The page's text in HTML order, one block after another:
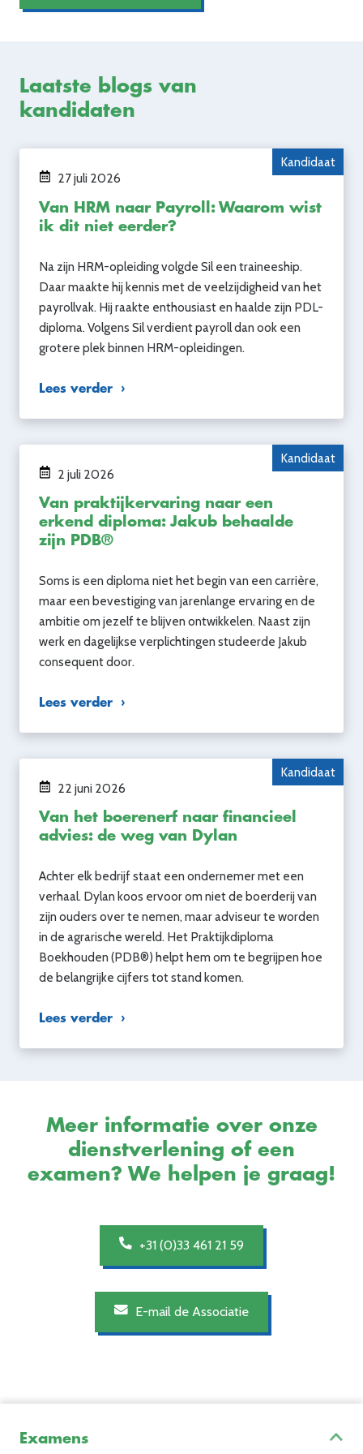
Laatste blogs van
kandidaten
Kandidaat
27 juli 2026
Van HRM naar Payroll: Waarom wist
ik dit niet eerder?
Na zijn HRM-opleiding volgde Sil een traineeship.
Daar maakte hij kennis met de veelzijdigheid van het
payrollvak. Hij raakte enthousiast en haalde zijn PDL-
diploma. Volgens Sil verdient payroll dan ook een
grotere plek binnen HRM-opleidingen.
Lees verder
Kandidaat
2 juli 2026
Van praktijkervaring naar een
erkend diploma: Jakub behaalde
zijn PDB®
Soms is een diploma niet het begin van een carrière,
maar een bevestiging van jarenlange ervaring en de
ambitie om jezelf te blijven ontwikkelen. Naast zijn
werk en dagelijkse verplichtingen studeerde Jakub
consequent door.
Lees verder
Kandidaat
22 juni 2026
Van het boerenerf naar financieel
advies: de weg van Dylan
Achter elk bedrijf staat een ondernemer met een
verhaal. Dylan koos ervoor om niet de boerderij van
zijn ouders over te nemen, maar adviseur te worden
in de agrarische wereld. Het Praktijkdiploma
Boekhouden (PDB®) helpt hem om te begrijpen hoe
de belangrijke cijfers tot stand komen.
Lees verder
Meer informatie over onze
dienstverlening of een
examen? We helpen je graag!
+31 (0)33 461 21 59
E-mail de Associatie
Examens